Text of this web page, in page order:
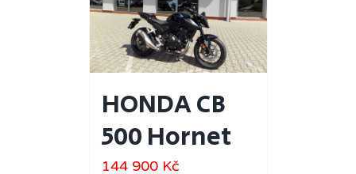
HONDA CB
500 Hornet
144 900 Kč